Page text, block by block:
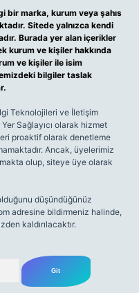
bir marka, kurum veya şahıs
Sitede yalnızca kendi
Burada yer alan içerikler
kurum ve kişiler hakkında
ve kişiler ile isim
bilgiler taslak
Teknolojileri ve İletişim
Sağlayıcı olarak hizmet
proaktif olarak denetleme
Ancak, üyelerimiz
olup, siteye üye olarak
düşündüğünüz
adresine bildirmeniz halinde,
kaldırılacaktır.